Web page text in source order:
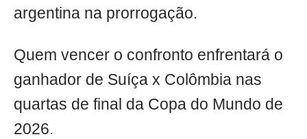
argentina na prorrogação.
Quem vencer o confronto enfrentará o
ganhador de Suíça x Colômbia nas
quartas de final da Copa do Mundo de
2026.